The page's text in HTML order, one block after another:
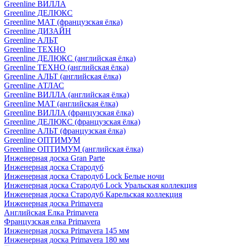
Greenline ВИЛЛА
Greenline ДЕЛЮКС
Greenline МАТ (французская ёлка)
Greenline ДИЗАЙН
Greenline АЛЬТ
Greenline ТЕХНО
Greenline ДЕЛЮКС (английская ёлка)
Greenline ТЕХНО (английская ёлка)
Greenline АЛЬТ (английская ёлка)
Greenline АТЛАС
Greenline ВИЛЛА (английская ёлка)
Greenline МАТ (английская ёлка)
Greenline ВИЛЛА (французская ёлка)
Greenline ДЕЛЮКС (французская ёлка)
Greenline АЛЬТ (французская ёлка)
Greenline ОПТИМУМ
Greenline ОПТИМУМ (английская ёлка)
Инженерная доска Gran Parte
Инженерная доска Стародуб
Инженерная доска Стародуб Lock Белые ночи
Инженерная доска Стародуб Lock Уральская коллекция
Инженерная доска Стародуб Карельская коллекция
Инженерная доска Primavera
Английская Елка Primavera
Французская елка Primavera
Инженерная доска Primavera 145 мм
Инженерная доска Primavera 180 мм